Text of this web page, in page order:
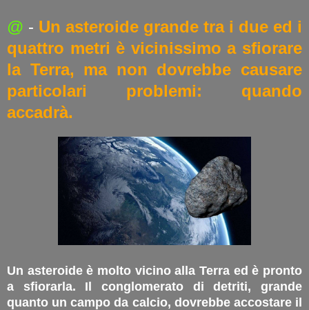
@ - Un asteroide grande tra i due ed i
quattro metri è vicinissimo a sfiorare
la Terra, ma non dovrebbe causare
particolari problemi: quando
accadrà.
Un asteroide è molto vicino alla Terra ed è pronto
a sfiorarla. Il conglomerato di detriti, grande
quanto un campo da calcio, dovrebbe accostare il